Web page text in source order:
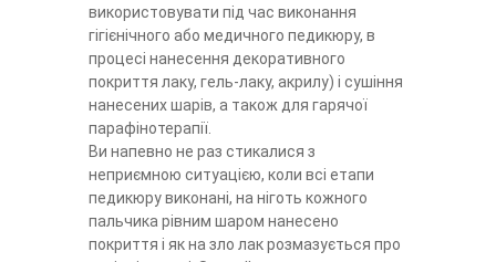
використовувати під час виконання
гігієнічного або медичного педикюру, в
процесі нанесення декоративного
покриття лаку, гель-лаку, акрилу) і сушіння
нанесених шарів, а також для гарячої
парафінотерапії.
Ви напевно не раз стикалися з
неприємною ситуацією, коли всі етапи
педикюру виконані, на ніготь кожного
пальчика рівним шаром нанесено
покриття і як на зло лак розмазується про